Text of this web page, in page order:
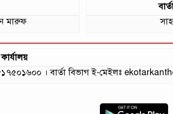
মারুফ
। বার্তা বিভাগ ই-মেইলঃ